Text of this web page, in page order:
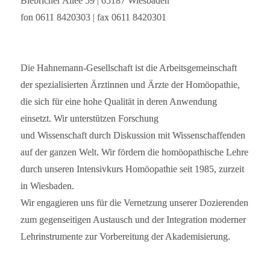
fon 0611 8420303 | fax 0611 8420301
Die Hahnemann-Gesellschaft ist die Arbeitsgemeinschaft
der spezialisierten Ärztinnen und Ärzte der Homöopathie,
die sich für eine hohe Qualität in deren Anwendung
einsetzt. Wir unterstützen Forschung
und Wissenschaft durch Diskussion mit Wissenschaffenden
auf der ganzen Welt. Wir fördern die homöopathische Lehre
durch unseren Intensivkurs Homöopathie seit 1985, zurzeit
in Wiesbaden.
Wir engagieren uns für die Vernetzung unserer Dozierenden
zum gegenseitigen Austausch und der Integration moderner
Lehrinstrumente zur Vorbereitung der Akademisierung.